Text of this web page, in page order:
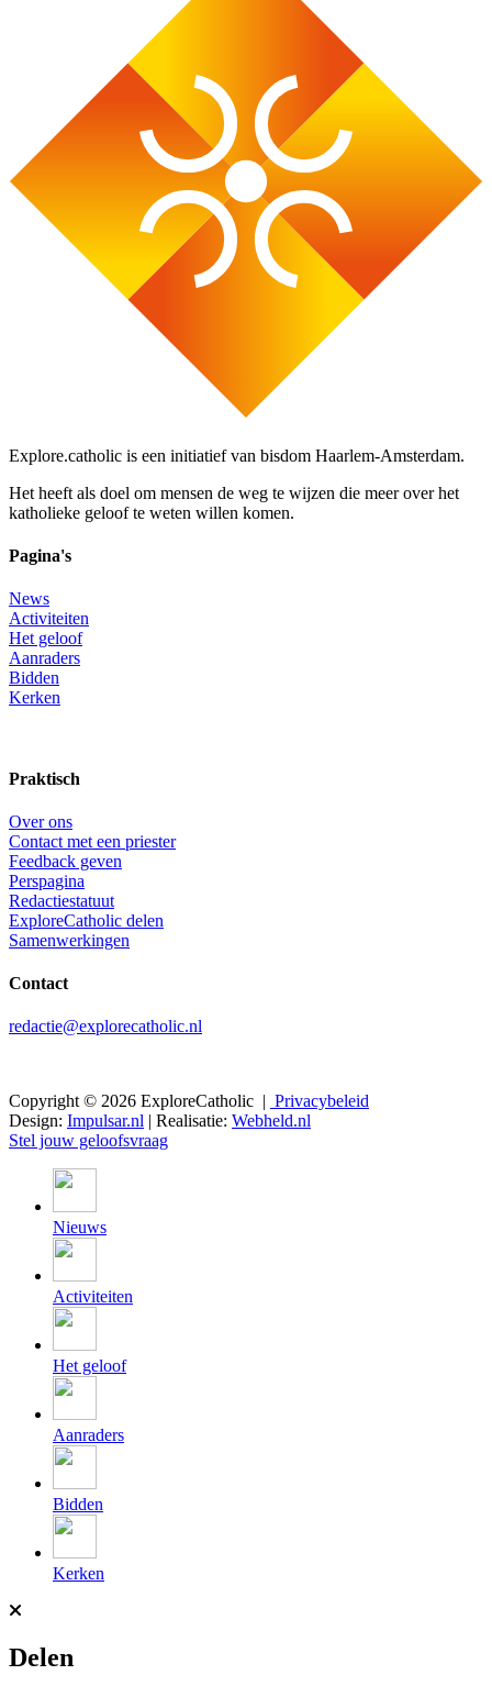
Explore.catholic is een initiatief van bisdom Haarlem-Amsterdam.
Het heeft als doel om mensen de weg te wijzen die meer over het
katholieke geloof te weten willen komen.
Pagina's
News
Activiteiten
Het geloof
Aanraders
Bidden
Kerken
Praktisch
Over ons
Contact met een priester
Feedback geven
Perspagina
Redactiestatuut
ExploreCatholic delen
Samenwerkingen
Contact
redactie@explorecatholic.nl
Copyright © 2026 ExploreCatholic | Privacybeleid
Design: Impulsar.nl | Realisatie: Webheld.nl
Stel jouw geloofsvraag
Nieuws
Activiteiten
Het geloof
Aanraders
Bidden
Kerken
Delen